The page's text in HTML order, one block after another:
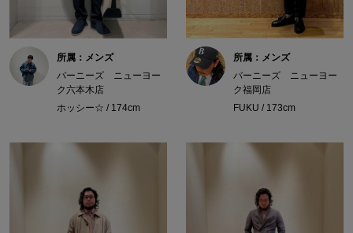
所属：メンズ
バーニーズ ニューヨー
ク六本木店
ホッシー☆ / 174cm
所属：メンズ
バーニーズ ニューヨー
ク福岡店
FUKU / 173cm